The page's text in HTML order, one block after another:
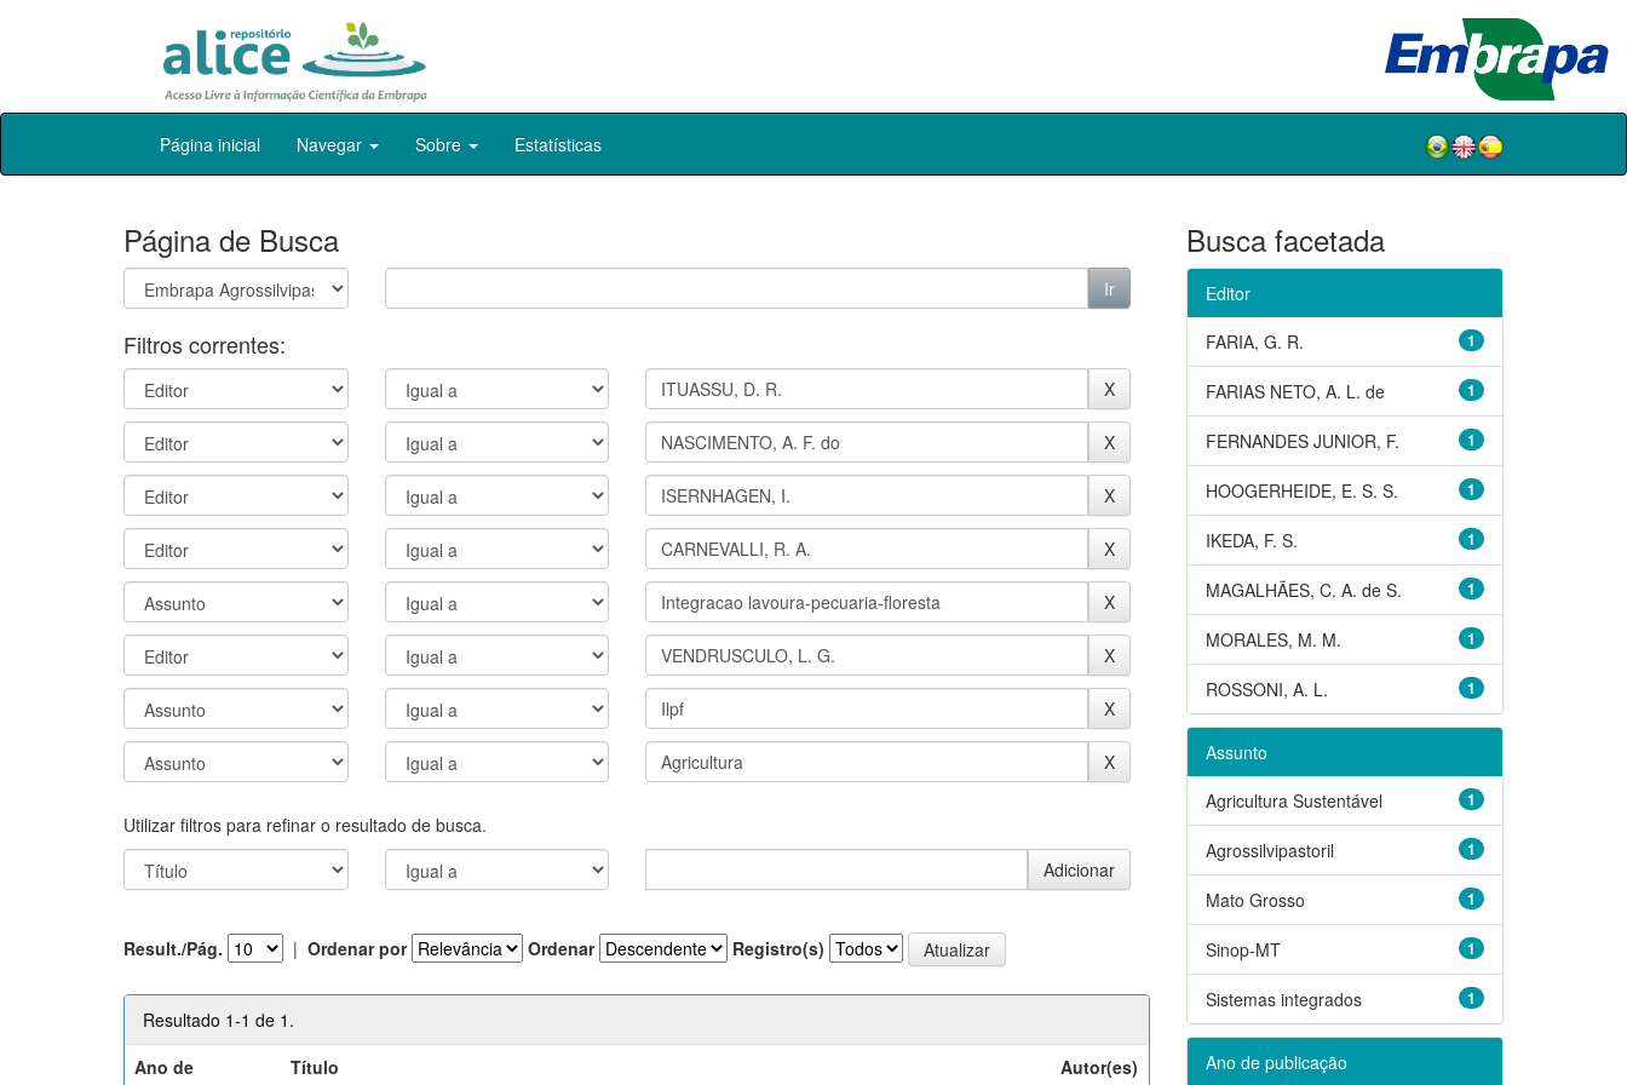
Skip
Página inicial Navegar Sobre Estatísticas
Página de Busca
Filtros correntes:
Utilizar filtros para refinar o resultado de busca.
Result./Pág. | Ordenar por Ordenar Registro(s)
Resultado 1-1 de 1.
Ano de
Título Autor(es)
Busca facetada
Editor
1
FARIA, G. R.
1
FARIAS NETO, A. L. de
1
FERNANDES JUNIOR, F.
1
HOOGERHEIDE, E. S. S.
1
IKEDA, F. S.
1
MAGALHÃES, C. A. de S.
1
MORALES, M. M.
1
ROSSONI, A. L.
Assunto
1
Agricultura Sustentável
1
Agrossilvipastoril
1
Mato Grosso
1
Sinop-MT
1
Sistemas integrados
Ano de publicação